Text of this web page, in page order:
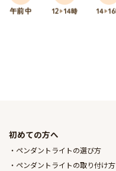
初めての方へ
ペンダントライトの選び方
ペンダントライトの取り付け方